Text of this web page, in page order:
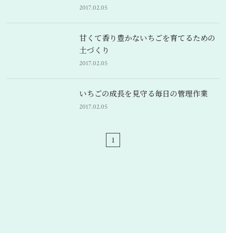
2017.02.05
甘くて香り豊かないちごを育てるための
土づくり
2017.02.05
いちごの成長を見守る毎日の管理作業
2017.02.05
1